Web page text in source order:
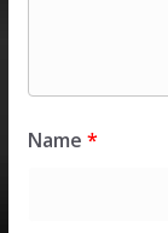
Name *